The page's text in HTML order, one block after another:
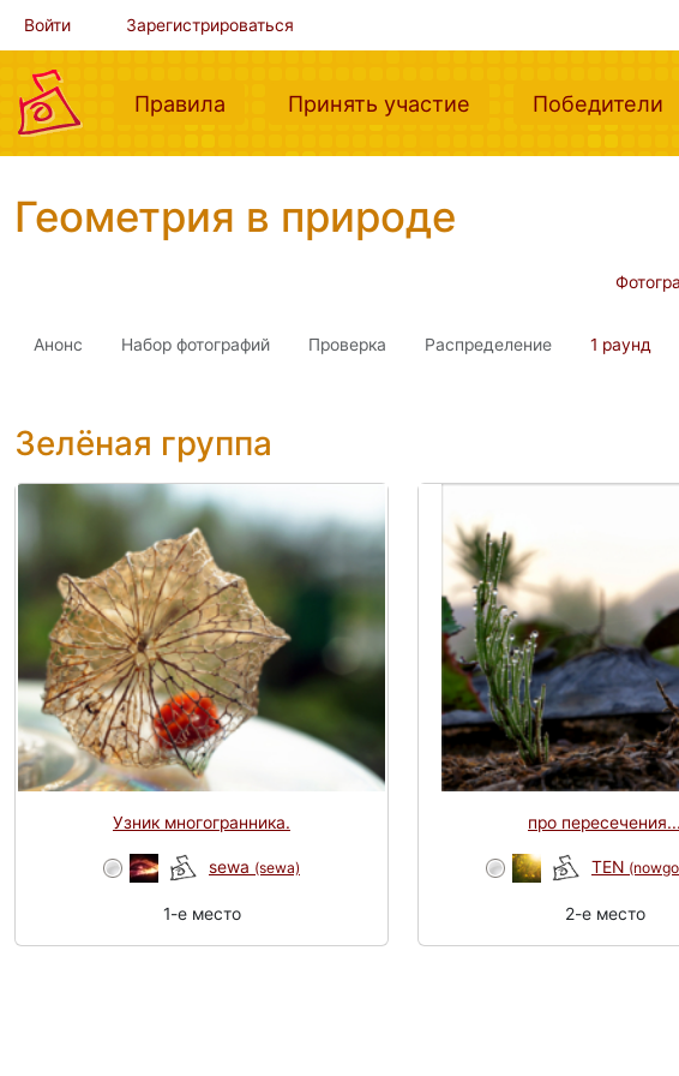
Войти Зарегистрироваться
Правила (current)Принять участие (current)Победители
Геометрия в природе
Анонс Набор фотографий Проверка Распределение 1 раунд
Зелёная группа
Узник многогранника.
sewa (sewa)
1-e место
про пересечения...
TEN
2-e место